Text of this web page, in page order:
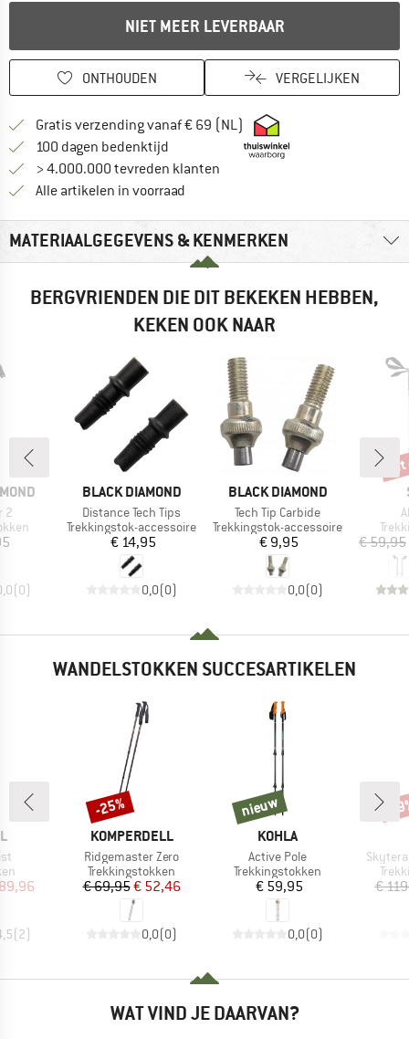
NIET MEER LEVERBAAR
ONTHOUDEN VERGELIJKEN
Gratis verzending vanaf € 69 (NL) Vind hier de
100 dagen bedenktijd Vind de betalingsinformatie hier!
> 4.000.000 tevreden klanten
Alle artikelen in voorraad
MATERIAALGEGEVENS & KENMERKEN
BERGVRIENDEN DIE DIT BEKEKEN HEBBEN,
KEKEN OOK NAAR
2
(0)
MERK
BLACK DIAMOND
Artikel
Distance Tech Tips
Productgroep
Trekkingstok-accessoire
Prijs
€ 14,95
0,0(0)
MERK
BLACK DIAMOND
Artikel
Tech Tip Carbide
Productgroep
Trekkingstok-accessoire
Prijs
€ 9,95
0,0(0)
€ 59,95
WANDELSTOKKEN SUCCESARTIKELEN
prijs
(2)
MERK
KOMPERDELL
Artikel
Ridgemaster Zero
Productgroep
Trekkingstokken
Prijs
€ 69,95Verlaagde prijs
€ 52,46
0,0(0)
Korting
-25%
MERK
KOHLA
Artikel
Active Pole
Productgroep
Trekkingstokken
Prijs
€ 59,95
0,0(0)
nieuw
nieuw
Artikel
€
-
WAT VIND JE DAARVAN?